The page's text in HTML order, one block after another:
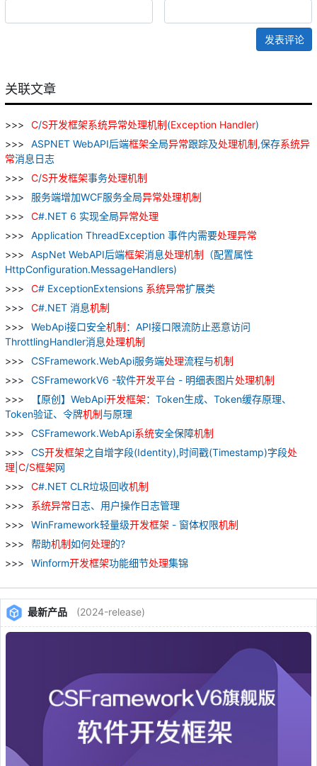
发表评论
关联文章
C/S开发框架系统异常处理机制(Exception Handler)
ASPNET WebAPI后端框架全局异常跟踪及处理机制,保存系统异
常消息日志
C/S开发框架事务处理机制
服务端增加WCF服务全局异常处理机制
C#.NET 6 实现全局异常处理
Application ThreadException 事件内需要处理异常
AspNet WebAPI后端框架消息处理机制 （配置属性
HttpConfiguration.MessageHandlers)
C# ExceptionExtensions 系统异常扩展类
C#.NET 消息机制
WebApi接口安全机制：API接口限流防止恶意访问
ThrottlingHandler消息处理机制
CSFramework.WebApi服务端处理流程与机制
CSFrameworkV6 -软件开发平台 - 明细表图片处理机制
【原创】WebApi开发框架：Token生成、Token缓存原理、
Token验证、令牌机制与原理
CSFramework.WebApi系统安全保障机制
CS开发框架之自增字段(Identity),时间戳(Timestamp)字段处
理 C/S框架网
C#.NET CLR垃圾回收机制
系统异常日志、用户操作日志管理
WinFramework轻量级开发框架 - 窗体权限机制
帮助机制如何处理的?
Winform开发框架功能细节处理集锦
最新产品 (2024-release)